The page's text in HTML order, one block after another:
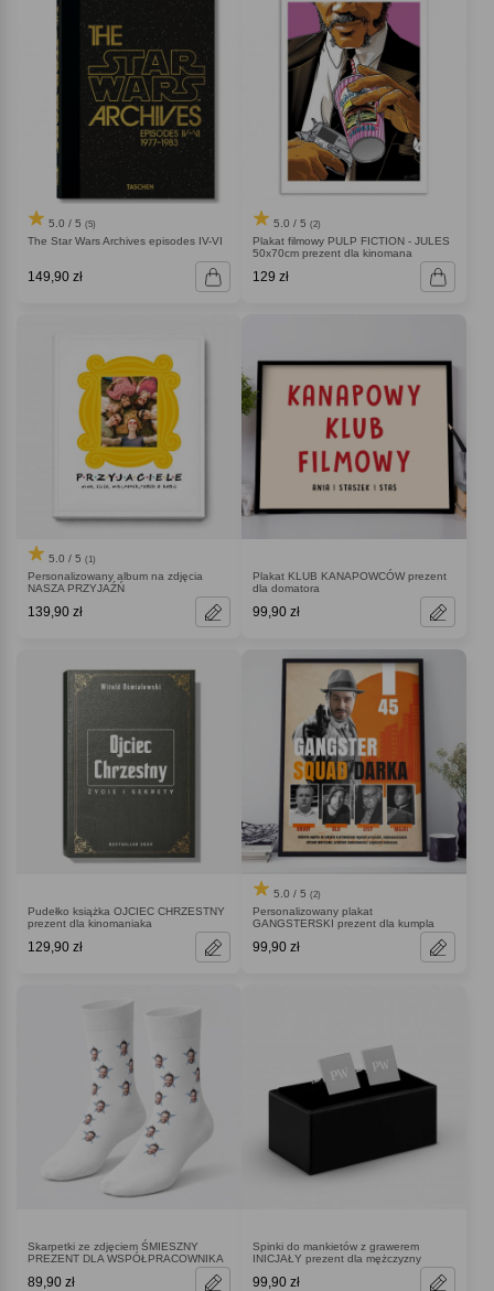
5.0 / 5 (5)
The Star Wars Archives episodes IV-VI
149,90 zł
5.0 / 5 (2)
Plakat filmowy PULP FICTION - JULES
50x70cm prezent dla kinomana
129 zł
5.0 / 5 (1)
Personalizowany album na zdjęcia
NASZA PRZYJAŹŃ
139,90 zł
Plakat KLUB KANAPOWCÓW prezent
dla domatora
99,90 zł
Pudełko książka OJCIEC CHRZESTNY
prezent dla kinomaniaka
129,90 zł
5.0 / 5 (2)
Personalizowany plakat
GANGSTERSKI prezent dla kumpla
99,90 zł
Skarpetki ze zdjęciem ŚMIESZNY
PREZENT DLA WSPÓŁPRACOWNIKA
89,90 zł
Spinki do mankietów z grawerem
INICJAŁY prezent dla mężczyzny
99,90 zł